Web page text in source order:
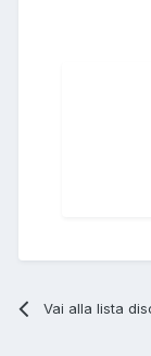
Vai alla lista